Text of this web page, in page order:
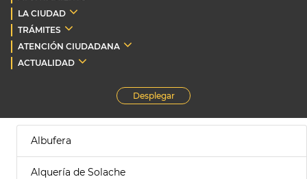
LA CIUDAD
TRÁMITES
ATENCIÓN CIUDADANA
ACTUALIDAD
Desplegar
Albufera
Alquería de Solache